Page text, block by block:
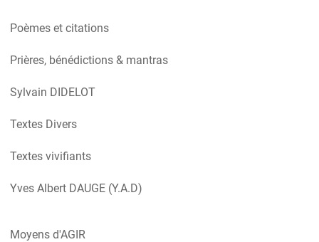
Poèmes et citations
Prières, bénédictions & mantras
Sylvain DIDELOT
Textes Divers
Textes vivifiants
Yves Albert DAUGE (Y.A.D)
Moyens d'AGIR